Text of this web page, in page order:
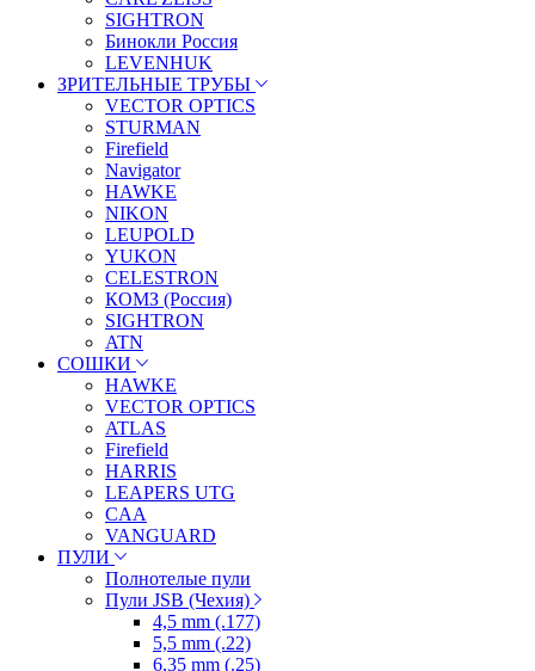
SIGHTRON
Бинокли Россия
LEVENHUK
ЗРИТЕЛЬНЫЕ ТРУБЫ
VECTOR OPTICS
STURMAN
Firefield
Navigator
HAWKE
NIKON
LEUPOLD
YUKON
CELESTRON
КОМЗ (Россия)
SIGHTRON
ATN
СОШКИ
HAWKE
VECTOR OPTICS
ATLAS
Firefield
HARRIS
LEAPERS UTG
CAA
VANGUARD
ПУЛИ
Полнотелые пули
Пули JSB (Чехия)
4,5 mm (.177)
5,5 mm (.22)
6,35 mm (.25)